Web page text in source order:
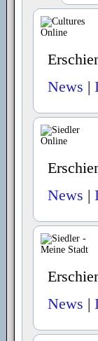
News |
News |
News |